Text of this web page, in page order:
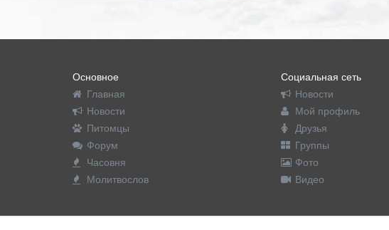
Основное
Главная
Новости
Питомцы
Форум
Часовня
Молитвослов
Социальная сеть
Новости
Мой профиль
Друзья
Группы
Фото
Видео